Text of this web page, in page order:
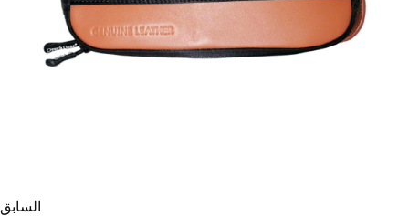
السابق